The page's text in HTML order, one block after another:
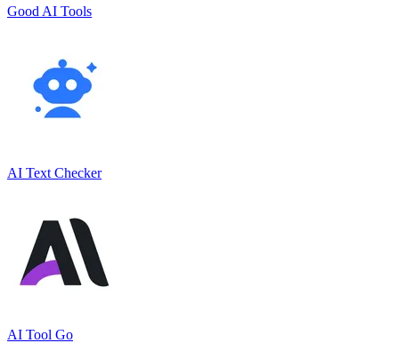
Good AI Tools
AI Text Checker
AI Tool Go